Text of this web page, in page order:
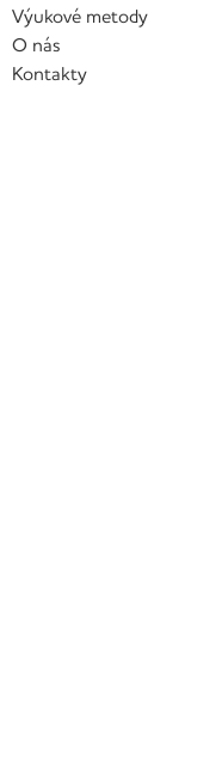
Výukové metody
O nás
Kontakty